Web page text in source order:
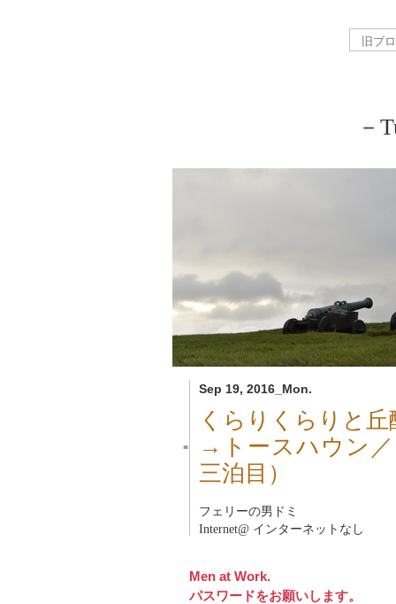
－
Sep 19, 2016_Mon.
■
くらりくらりと丘
→トースハウン
三泊目）
フェリーの男ドミ
Internet@ インターネットなし
Men at Work.
パスワードをお願いします。